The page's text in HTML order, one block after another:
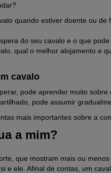
quando estiver doente ou de
do seu cavalo e o que
qual o melhor alojamento e
cavalo
pode aprender muito sobre
pode assumir
mais importantes sobre a
a mim?
que mostram mais ou menos
e ele. Afinal de contas, um